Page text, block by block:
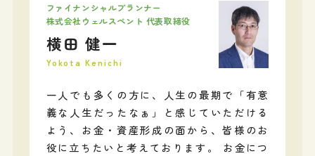
ファイナンシャルプランナー
株式会社ウェルスペント 代表取締役
横田 健一
Yokota Kenichi
一人でも多くの方に、人生の最期で「有意
義な人生だったなぁ」と感じていただける
よう、お金・資産形成の面から、皆様のお
役に立ちたいと考えております。 お金につ